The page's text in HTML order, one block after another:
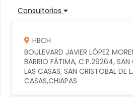
Consultorios
HBCH
BOULEVARD JAVIER LÓPEZ
BARRIO FÁTIMA, C.P.29264, SAN
LAS CASAS, SAN CRISTOBAL DE
CASAS,CHIAPAS